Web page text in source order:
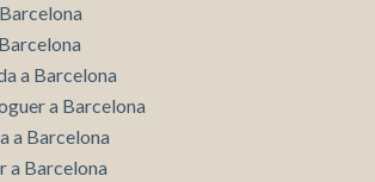
a Barcelona
a Barcelona
a Barcelona
a Barcelona